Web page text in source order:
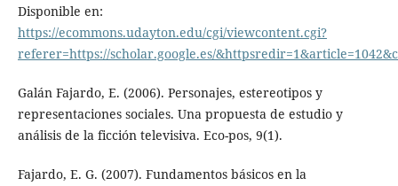
Disponible en:
https://ecommons.udayton.edu/cgi/viewcontent.cgi?
referer=https://scholar.google.es/
Galán Fajardo, E. (2006). Personajes, estereotipos y
representaciones sociales. Una propuesta de estudio y
análisis de la ficción televisiva. Eco-pos, 9(1).
Fajardo, E. G. (2007). Fundamentos básicos en la